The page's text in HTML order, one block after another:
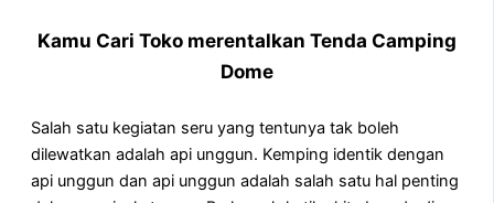
Kamu Cari Toko merentalkan Tenda Camping
Dome
Salah satu kegiatan seru yang tentunya tak boleh
dilewatkan adalah api unggun. Kemping identik dengan
api unggun dan api unggun adalah salah satu hal penting